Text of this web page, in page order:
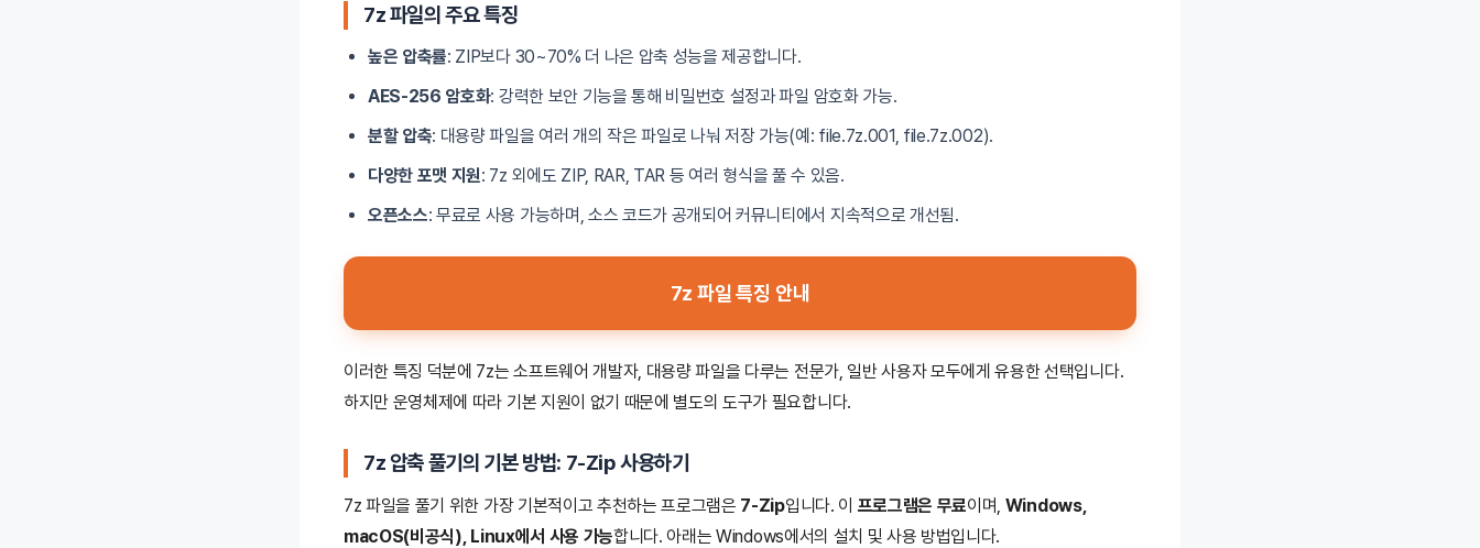
7z 파일의 주요 특징
높은 압축률: ZIP보다 30~70% 더 나은 압축 성능을 제공합니다.
AES-256 암호화: 강력한 보안 기능을 통해 비밀번호 설정과 파일 암호화 가능.
분할 압축: 대용량 파일을 여러 개의 작은 파일로 나눠 저장 가능(예: file.7z.001, file.7z.002).
다양한 포맷 지원: 7z 외에도 ZIP, RAR, TAR 등 여러 형식을 풀 수 있음.
오픈소스: 무료로 사용 가능하며, 소스 코드가 공개되어 커뮤니티에서 지속적으로 개선됨.
7z 파일 특징 안내
이러한 특징 덕분에 7z는 소프트웨어 개발자, 대용량 파일을 다루는 전문가, 일반 사용자 모두에게 유용한 선택입니다.
하지만 운영체제에 따라 기본 지원이 없기 때문에 별도의 도구가 필요합니다.
7z 압축 풀기의 기본 방법: 7-Zip 사용하기
7z 파일을 풀기 위한 가장 기본적이고 추천하는 프로그램은 7-Zip입니다. 이 프로그램은 무료이며, Windows,
macOS(비공식), Linux에서 사용 가능합니다. 아래는 Windows에서의 설치 및 사용 방법입니다.